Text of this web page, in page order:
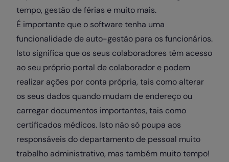
tempo, gestão de férias e muito mais.
É importante que o software tenha uma
funcionalidade de auto-gestão para os funcionários.
Isto significa que os seus colaboradores têm acesso
ao seu próprio portal de colaborador e podem
realizar ações por conta própria, tais como alterar
os seus dados quando mudam de endereço ou
carregar documentos importantes, tais como
certificados médicos. Isto não só poupa aos
responsáveis do departamento de pessoal muito
trabalho administrativo, mas também muito tempo!